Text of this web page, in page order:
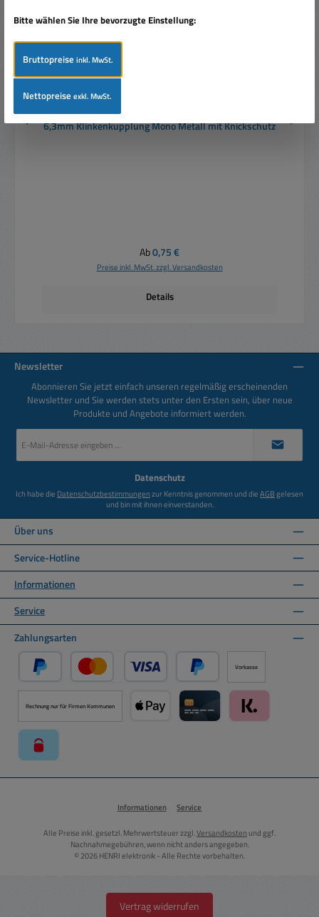
6,3mm Klinkenkupplung Mono Metall mit Knickschutz
Regulärer Preis:
Ab0,75 €
Preise inkl. MwSt. zzgl. Versandkosten
Details
Newsletter
Abonnieren Sie jetzt einfach unseren regelmäßig erscheinenden
Newsletter und Sie werden stets unter den Ersten sein, über neue
Produkte und Angebote informiert werden.
Mail-
Datenschutz
Ich habe die Datenschutzbestimmungenzur Kenntnis genommen und dieAGBgelesen
und bin mit ihnen einverstanden.
Über uns
Service-Hotline
Informationen
Service
Zahlungsarten
PayPal Kredit- oder Debitkarte über PayPal
Später Bezahlen über PayPal
Vorkasse
Rechnung nur für Firmen Kommunen
Informationen Service
Alle Preise inkl. gesetzl. Mehrwertsteuer zzgl.Versandkosten und ggf.
Nachnahmegebühren, wenn nicht anders angegeben.
© 2026 HENRI elektronik - Alle Rechte vorbehalten.
Vertrag widerrufen
Bitte wählen Sie Ihre bevorzugte Einstellung:
Bruttopreiseinkl. MwSt.
Nettopreiseexkl. MwSt.